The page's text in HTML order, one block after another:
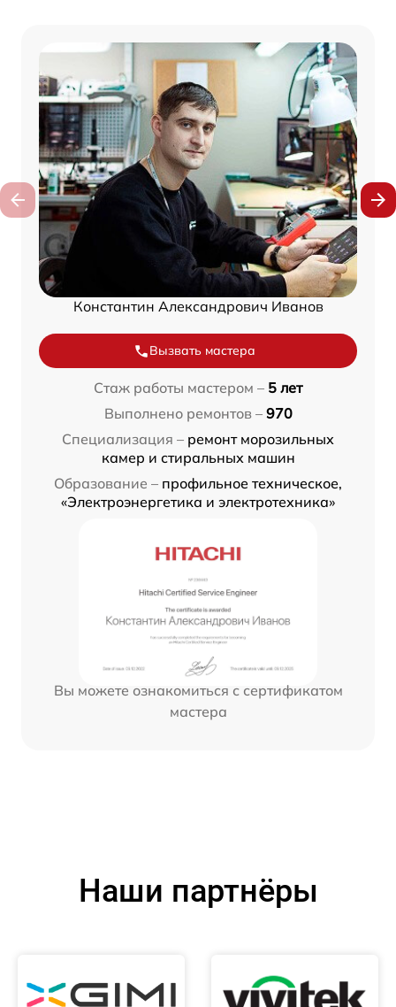
Константин Александрович Иванов
Вызвать мастера
Стаж работы мастером – 5 лет
Выполнено ремонтов – 970
Специализация – ремонт морозильных
камер и стиральных машин
Образование – профильное техническое,
«Электроэнергетика и электротехника»
Вы можете ознакомиться с сертификатом
мастера
Наши партнёры